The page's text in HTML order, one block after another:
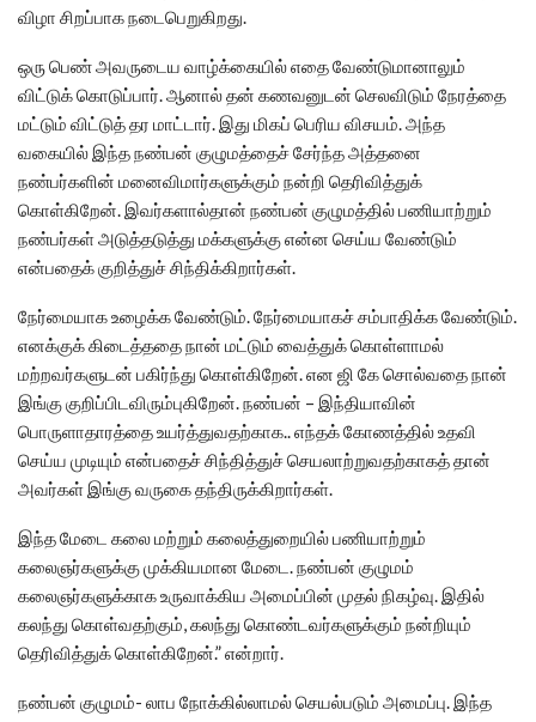
விழா சிறப்பாக நடைபெறுகிறது.
ஒரு பெண் அவருடைய வாழ்க்கையில் எதை வேண்டுமானாலும்
விட்டுக் கொடுப்பார். ஆனால் தன் கணவனுடன் செலவிடும் நேரத்தை
மட்டும் விட்டுத் தர மாட்டார். இது மிகப் பெரிய விசயம். அந்த
வகையில் இந்த நண்பன் குழுமத்தைச் சேர்ந்த அத்தனை
நண்பர்களின் மனைவிமார்களுக்கும் நன்றி தெரிவித்துக்
கொள்கிறேன்.‌ இவர்களால்தான் நண்பன் குழுமத்தில் பணியாற்றும்
நண்பர்கள் அடுத்தடுத்து மக்களுக்கு என்ன செய்ய வேண்டும்
என்பதைக் குறித்துச் சிந்திக்கிறார்கள்.
நேர்மையாக உழைக்க வேண்டும். நேர்மையாகச் சம்பாதிக்க வேண்டும்.
எனக்குக் கிடைத்ததை நான் மட்டும் வைத்துக் கொள்ளாமல்
மற்றவர்களுடன் பகிர்ந்து கொள்கிறேன். என ஜி கே சொல்வதை நான்
இங்கு குறிப்பிடவிரும்புகிறேன். நண்பன் – இந்தியாவின்
பொருளாதாரத்தை உயர்த்துவதற்காக.. எந்தக் கோணத்தில் உதவி
செய்ய முடியும் என்பதைச் சிந்தித்துச் செயலாற்றுவதற்காகத் தான்
அவர்கள் இங்கு வருகை தந்திருக்கிறார்கள்.
இந்த மேடை கலை மற்றும் கலைத்துறையில் பணியாற்றும்
கலைஞர்களுக்கு முக்கியமான மேடை. நண்பன் குழுமம்
கலைஞர்களுக்காக உருவாக்கிய அமைப்பின் முதல் நிகழ்வு. இதில்
கலந்து கொள்வதற்கும், கலந்து கொண்டவர்களுக்கும் நன்றியும்
தெரிவித்துக் கொள்கிறேன்.” என்றார்.
நண்பன் குழுமம்- லாப நோக்கில்லாமல் செயல்படும் அமைப்பு. இந்த